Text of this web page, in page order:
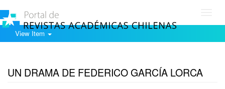
View Item
UN DRAMA DE FEDERICO GARCÍA LORCA